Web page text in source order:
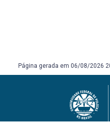
Página gerada em 06/08/2026